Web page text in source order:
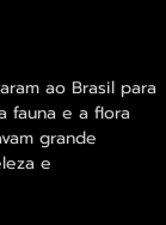
ao Brasil para
fauna e a flora
grande
e